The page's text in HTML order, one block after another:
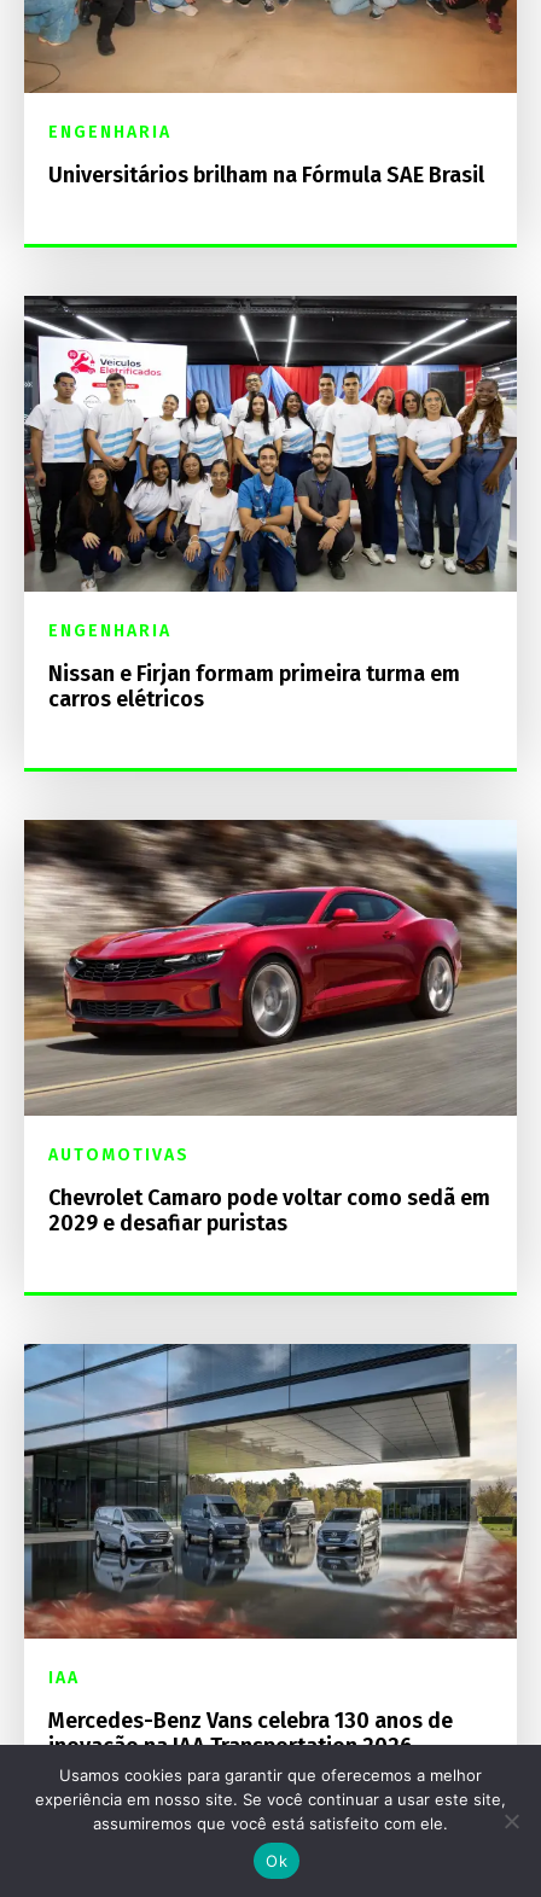
ENGENHARIA
Universitários brilham na Fórmula SAE Brasil
ENGENHARIA
Nissan e Firjan formam primeira turma em
carros elétricos
AUTOMOTIVAS
Chevrolet Camaro pode voltar como sedã em
2029 e desafiar puristas
IAA
Mercedes-Benz Vans celebra 130 anos de
inovação na IAA Transportation 2026
Usamos cookies para garantir que oferecemos a melhor
experiência em nosso site. Se você continuar a usar este site,
assumiremos que você está satisfeito com ele.
Ok